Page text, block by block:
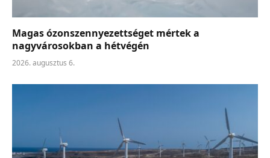
Magas ózonszennyezettséget mértek a
nagyvárosokban a hétvégén
2026. augusztus 6.